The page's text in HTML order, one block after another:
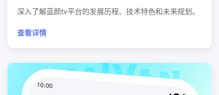
深入了解蓝颜tv平台的发展历程、技术特色和未来规划。
查看详情